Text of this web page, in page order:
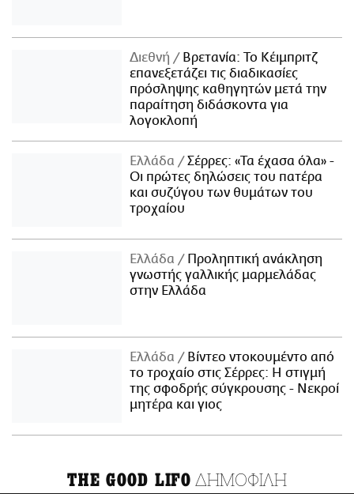
Διεθνή
Βρετανία: Το Κέιμπριτζ
επανεξετάζει τις διαδικασίες
πρόσληψης καθηγητών μετά την
παραίτηση διδάσκοντα για
λογοκλοπή
Ελλάδα
Σέρρες: «Τα έχασα όλα» -
Οι πρώτες δηλώσεις του πατέρα
και συζύγου των θυμάτων του
τροχαίου
Ελλάδα
Προληπτική ανάκληση
γνωστής γαλλικής μαρμελάδας
στην Ελλάδα
Ελλάδα
Βίντεο ντοκουμέντο από
το τροχαίο στις Σέρρες: Η στιγμή
της σφοδρής σύγκρουσης - Νεκροί
μητέρα και γιος
THE GOOD LIFO ΔΗΜΟΦΙΛΗ